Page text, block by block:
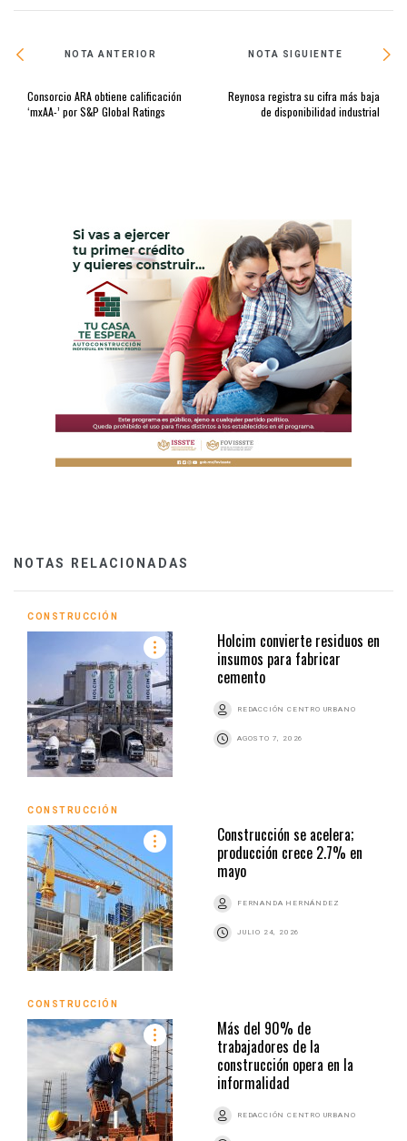
NOTA ANTERIOR
Consorcio ARA obtiene calificación
‘mxAA-’ por S&P Global Ratings
NOTA SIGUIENTE
Reynosa registra su cifra más baja
de disponibilidad industrial
NOTAS RELACIONADAS
CONSTRUCCIÓN
Holcim convierte residuos en
insumos para fabricar
cemento
REDACCIÓN CENTRO URBANO
AGOSTO 7, 2026
CONSTRUCCIÓN
Construcción se acelera;
producción crece 2.7% en
mayo
FERNANDA HERNÁNDEZ
JULIO 24, 2026
CONSTRUCCIÓN
Más del 90% de
trabajadores de la
construcción opera en la
informalidad
REDACCIÓN CENTRO URBANO